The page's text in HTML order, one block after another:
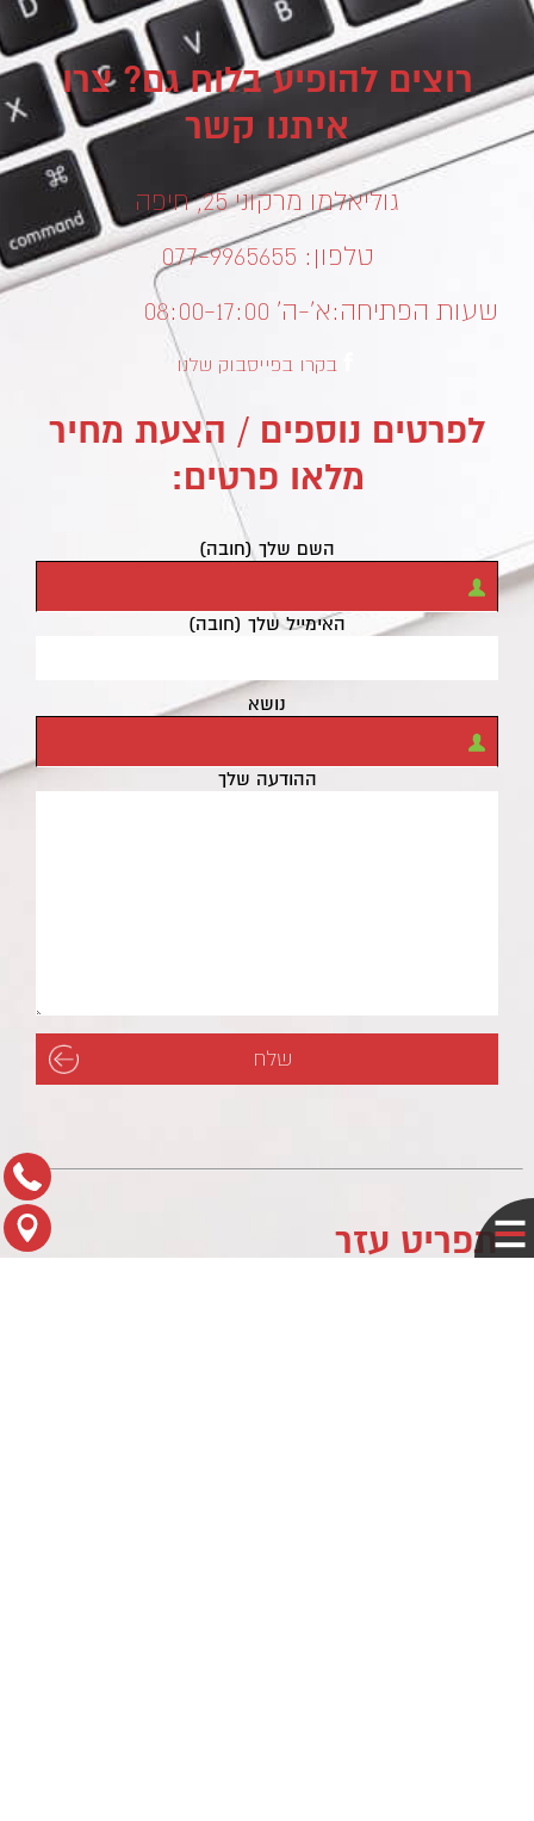
רוצים להופיע בלוח גם? צרו
איתנו קשר
גוליאלמו מרקוני 25, חיפה
טלפון: 077-9965655
שעות הפתיחה:א’-ה’ 08:00-17:00
בקרו בפייסבוק שלנו
לפרטים נוספים / הצעת מחיר
מלאו פרטים:
השם שלך (חובה)
האימייל שלך (חובה)
נושא
ההודעה שלך
תפריט עזר